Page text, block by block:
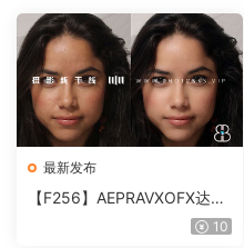
最新发布
【F256】AEPRAVXOFX达芬
奇视频人像磨皮润肤美颜插件
10